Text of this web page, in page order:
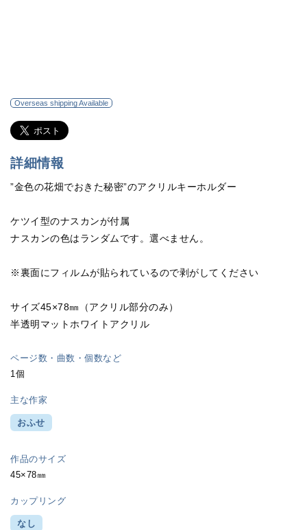
Overseas shipping Available
詳細情報
”金色の花畑でおきた秘密”のアクリルキーホルダー
ケツイ型のナスカンが付属
ナスカンの色はランダムです。選べません。
※裏面にフィルムが貼られているので剥がしてください
サイズ45×78㎜（アクリル部分のみ）
半透明マットホワイトアクリル
ページ数・曲数・個数など
1個
主な作家
おふせ
作品のサイズ
45×78㎜
カップリング
なし